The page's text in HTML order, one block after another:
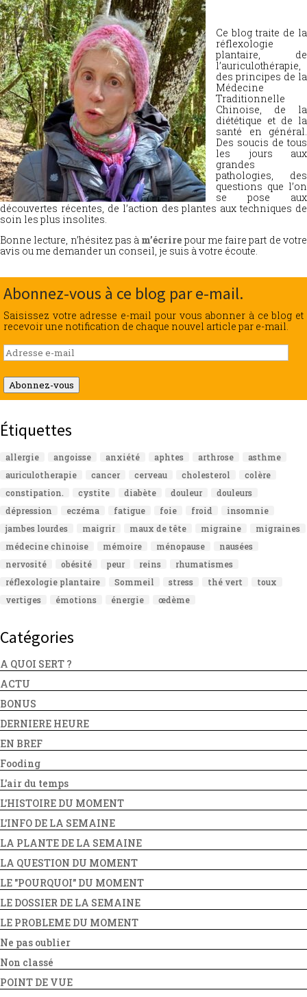
Ce blog traite de la
réflexologie
plantaire, de
l’auriculothérapie,
des principes de la
Médecine
Traditionnelle
Chinoise, de la
diététique et de la
santé en général.
Des soucis de tous
les jours aux
grandes
pathologies, des
questions que l’on
se pose aux
découvertes récentes, de l’action des plantes aux techniques de
soin les plus insolites.
Bonne lecture, n’hésitez pas à m’écrire pour me faire part de votre
avis ou me demander un conseil, je suis à votre écoute.
Abonnez-vous à ce blog par e-mail.
Saisissez votre adresse e-mail pour vous abonner à ce blog et
recevoir une notification de chaque nouvel article par e-mail.
Adresse
e-
mail
Abonnez-vous
Étiquettes
allergie angoisse anxiété aphtes arthrose
asthme
auriculotherapie
cancer cerveau cholesterol
colère
constipation.
cystite diabète douleur
douleurs
dépression
eczéma fatigue foie froid
insomnie
jambes lourdes
maigrir maux de tête migraine
migraines
médecine chinoise
mémoire ménopause
nausées
nervosité
obésité peur reins
rhumatismes
réflexologie plantaire
Sommeil stress thé vert
toux
vertiges
émotions énergie œdème
Catégories
A QUOI SERT ?
ACTU
BONUS
DERNIERE HEURE
EN BREF
Fooding
L'air du temps
L'HISTOIRE DU MOMENT
L'INFO DE LA SEMAINE
LA PLANTE DE LA SEMAINE
LA QUESTION DU MOMENT
LE "POURQUOI" DU MOMENT
LE DOSSIER DE LA SEMAINE
LE PROBLEME DU MOMENT
Ne pas oublier
Non classé
POINT DE VUE